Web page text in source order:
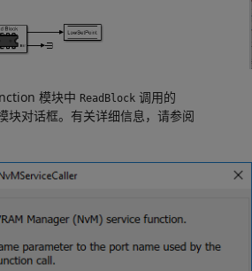
模块中 ReadBlock 调用的
块对话框。有关详细信息，请参阅